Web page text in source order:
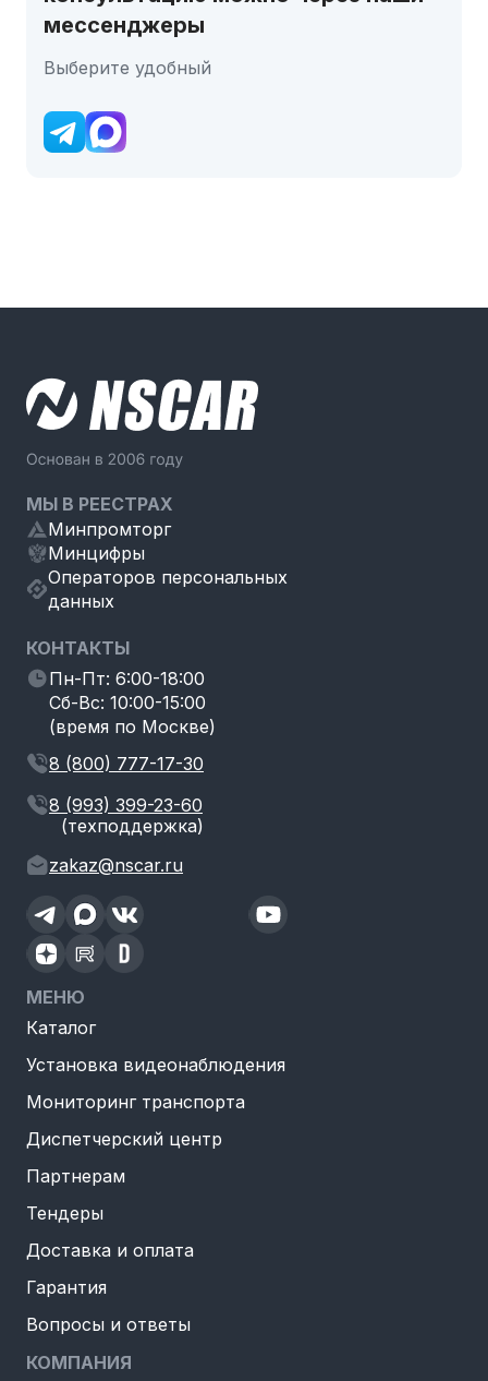
мессенджеры
Выберите удобный
МЫ В РЕЕСТРАХ
Минпромторг
Минцифры
Операторов персональных
данных
КОНТАКТЫ
Пн-Пт: 6:00-18:00
Сб-Вс: 10:00-15:00
(время по Москве)
8 (800) 777-17-30
8 (993) 399-23-60
(техподдержка)
zakaz@nscar.ru
МЕНЮ
Каталог
Установка видеонаблюдения
Мониторинг транспорта
Диспетчерский центр
Партнерам
Тендеры
Доставка и оплата
Гарантия
Вопросы и ответы
КОМПАНИЯ